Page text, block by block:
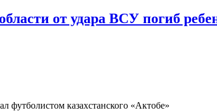
от удара ВСУ погиб
футболистом казахстанского «Актобе»